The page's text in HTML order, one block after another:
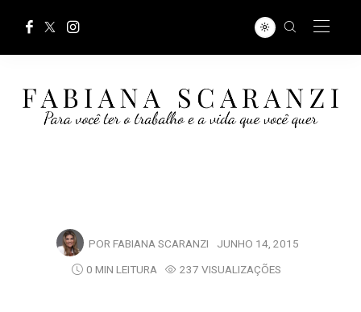
POR FABIANA SCARANZI JUNHO 14, 2015
0 MIN LEITURA
237 VISUALIZAÇÕES